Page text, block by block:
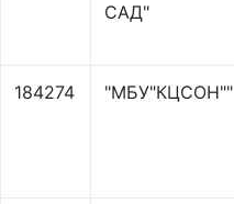
САД"
184274 "МБУ"КЦСОН""